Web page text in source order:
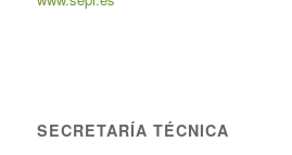
SECRETARÍA TÉCNICA